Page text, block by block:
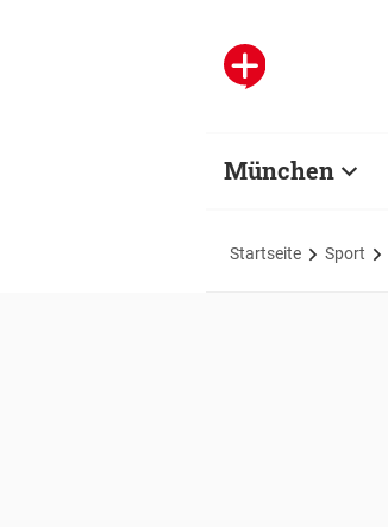
München
Startseite Sport